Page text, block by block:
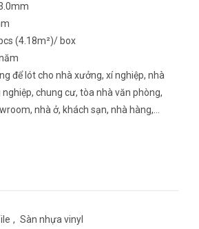
(4.18m²)/ box
để lót cho nhà xưởng, xí nghiệp, nhà
chung cư, tòa nhà văn phòng,
nhà ở, khách sạn, nhà hàng,…
, Sàn nhựa vinyl